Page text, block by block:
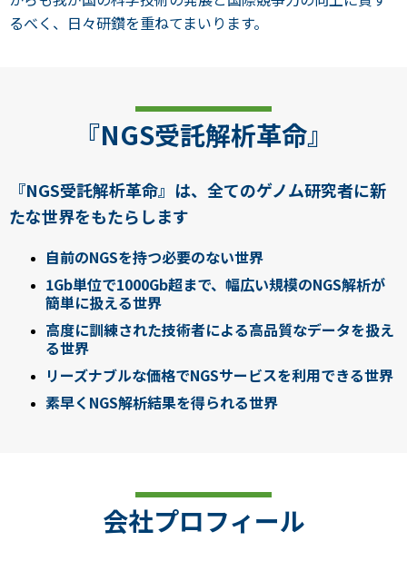
るべく、日々研鑽を重ねてまいります。
『NGS受託解析革命』
『NGS受託解析革命』は、全てのゲノム研究者に新
たな世界をもたらします
自前のNGSを持つ必要のない世界
1Gb単位で1000Gb超まで、幅広い規模のNGS解析が
簡単に扱える世界
高度に訓練された技術者による高品質なデータを扱え
る世界
リーズナブルな価格でNGSサービスを利用できる世界
素早くNGS解析結果を得られる世界
会社プロフィール